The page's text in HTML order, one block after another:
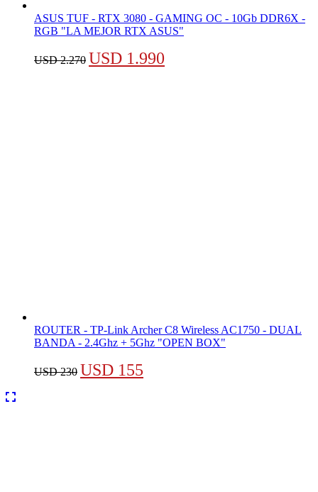
ASUS TUF - RTX 3080 - GAMING OC - 10Gb DDR6X -
RGB "LA MEJOR RTX ASUS"
USD2.270 El
USD 1.990
ROUTER - TP-Link Archer C8 Wireless AC1750 - DUAL
BANDA - 2.4Ghz + 5Ghz "OPEN BOX"
USD230 El
USD 155